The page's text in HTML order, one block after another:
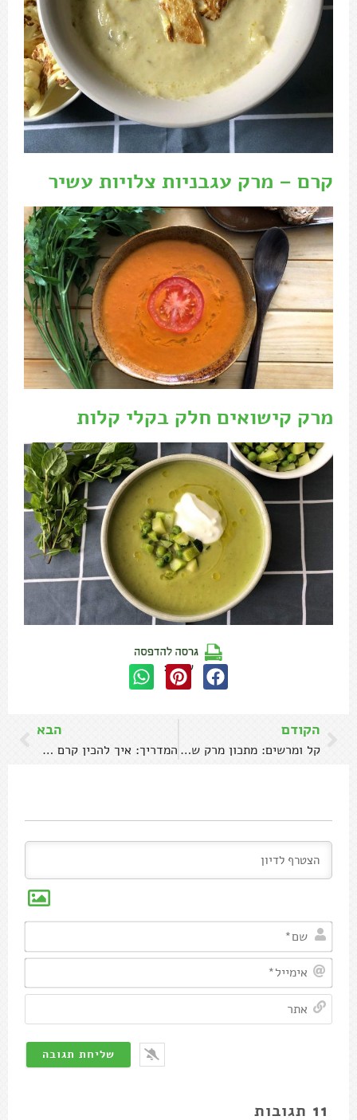
קרם – מרק עגבניות צלויות עשיר
מרק קישואים חלק בקלי קלות
שתפו:
הקודם
קל ומרשים: מתכון מרק שורשים עשיר וקרמי
הבא
המדריך: איך להכין קרם ברולה מושלם
11 תגובות